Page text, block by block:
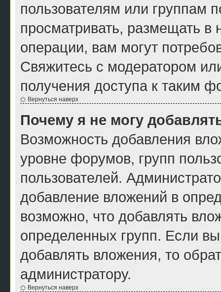
пользователям или группам
просматривать, размещать
операции, вам могут
Свяжитесь с модератором
получения доступа к таким
Вернуться наверх
Почему я не могу
Возможность добавления
уровне форумов, групп
пользователей.
добавление вложений в
возможно, что добавлять
определенных групп. Если
добавлять вложения, то
администратору.
Вернуться наверх